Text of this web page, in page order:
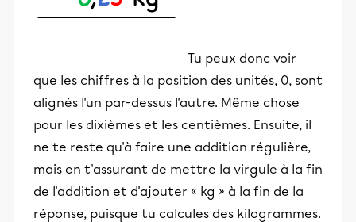
Tu peux donc voir
que les chiffres à la position des unités, 0, sont
alignés l'un par-dessus l'autre. Même chose
pour les dixièmes et les centièmes. Ensuite, il
ne te reste qu'à faire une addition régulière,
mais en t'assurant de mettre la virgule à la fin
de l'addition et d'ajouter « kg » à la fin de la
réponse, puisque tu calcules des kilogrammes.